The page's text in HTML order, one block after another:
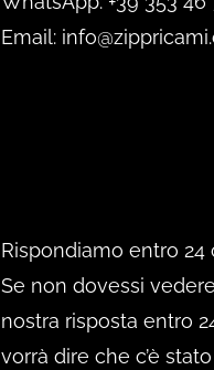
Email:
Rispondiamo entro 24
Se non dovessi
nostra risposta entro
vorrà dire che c’è